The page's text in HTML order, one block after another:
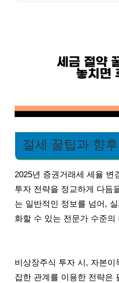
절세 꿀팁과 향
2025년 증권거래세 세율 변
투자 전략을 정교하게 다듬
는 일반적인 정보를 넘어,
화할 수 있는 전문가 수준의
비상장주식 투자 시, 자본이
잡한 관계를 이용한 전략은